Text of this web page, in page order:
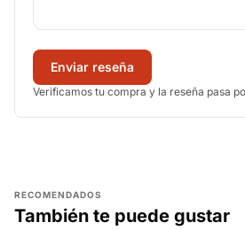
Enviar reseña
Verificamos tu compra y la reseña pasa
RECOMENDADOS
También te puede gustar
AGREGAR AGREGAR